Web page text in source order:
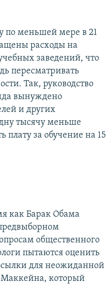
по меньшей мере в 21
расходы на
заведений, что
пересматривать
Так, руководство
вынуждено
и других
тысячу меньше
плату за обучение на 15
как Барак Обама
общественного
пытаются оценить
для неожиданной
который